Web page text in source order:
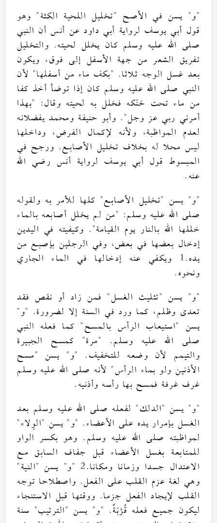
"و" يسن في الأصح "تخليل اللحية الكثة" وهو
قول أبي يوسف لرواية أبي داود عن أنس أن النبي
صلى الله عليه وسلم كان يخلل لحيته. والتخليل
تفريق الشعر من جهة الأسفل إلى فوق، ويكون
بعد غسل الوجه ثلاثا. "بكف ماء من أسفلها" لأن
النبي صلى الله عليه وسلم كان إذا توضأ أخذ كفا
من ماء تحت حَنَكه فخلل به لحيته وقال: "بهذا
أمرني ربي عز وجل". وأبو حنيفة ومحمد يفضلانه
لعدم المواظبة، ولأنه لإكمال الفرض، وداخلها
ليس محلا له بخلاف تخليل الأصابع. ورجح في
المبسوط قول أبي يوسف لرواية أنس رضي الله
عنه.
"و" يسن "تخليل الأصابع" كلها للأمر به ولقوله
صلى الله عليه وسلم: "من لم يخلل أصابعه بالماء
خللها الله بالنار يوم القيامة". وكيفيته في اليدين
إدخال بعضها في بعض، وفي الرجلين بإصبع من
يده.
1 ويكفي عنه إدخالها في الماء الجاري
ونحوه.
"و" يسن "تثليث الغسل" فمن زاد أو نقص فقد
تعدى وظلم، كما ورد في السنة إلا لضرورة. "و"
يسن "استيعاب الرأس بالمسح" كما فعله النبي
صلى الله عليه وسلم. "مرة" كمسح الجبيرة
والتيمم لأن وضعه للتخفيف. "و" يسن "مسح
الأذنين ولو بماء الرأس" لأنه صلى الله عليه وسلم
غرف غرفة فمسح بها رأسه وأذنيه.
"و" يسن "الدلك" لفعله صلى الله عليه وسلم بعد
الغسل بإمرار يده على الأعضاء. "و" يسن "الوِلاء"
لمواظبته صلى الله عليه وسلم. وهو بكسر الواو
للمتابعة بغسل الأعضاء قبل جفاف السابق مع
الاعتدال جسدا وزمانا ومكانا.
2
"و" يسن "النية"
وهي لغة عزم القلب على الفعل. واصطلاحا توجه
القلب لإيجاد الفعل جزما. ووقتها قبل الاستنجاء
ليكون جميع فعله قُرْبَةً. "و" يسن "الترتيب" سنة